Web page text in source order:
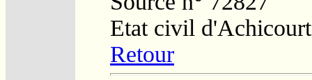
Etat civil d'Achicourt
Retour